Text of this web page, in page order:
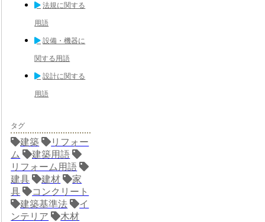
法規に関する
用語
設備・機器に
関する用語
設計に関する
用語
タグ
建築
リフォー
ム
建築用語
リフォーム用語
建具
建材
家
具
コンクリート
建築基準法
イ
ンテリア
木材